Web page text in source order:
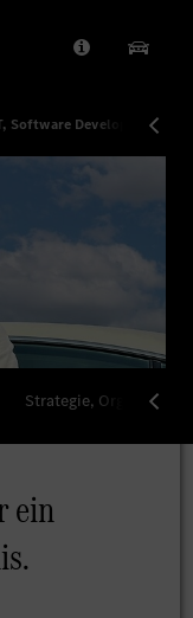
Anbieter/
Software Development
Strategie,
ein